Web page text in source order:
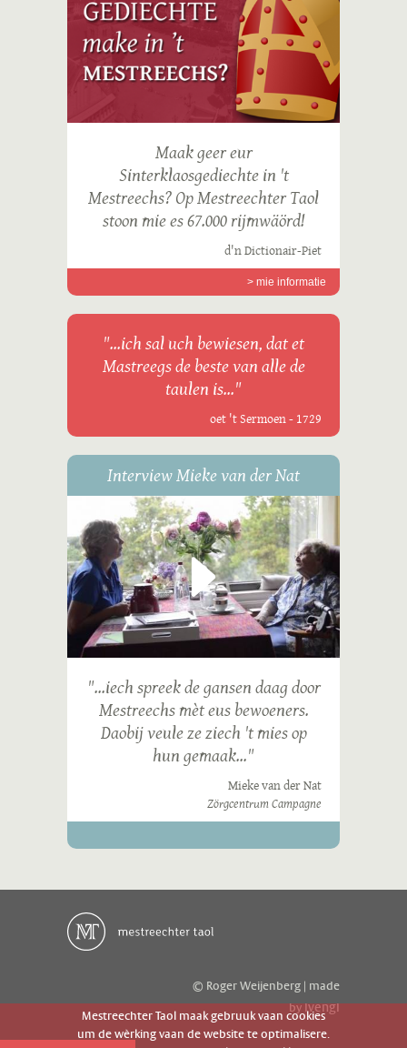
Maak geer eur
Sinterklaosgediechte in 't
Mestreechs? Op Mestreechter Taol
stoon mie es 67.000 rijmwäörd!
d'n Dictionair-Piet
> mie informatie
"...ich sal uch bewiesen, dat et
Mastreegs de beste van alle de
taulen is..."
oet 't Sermoen - 1729
Interview Mieke van der Nat
"...iech spreek de gansen daag door
Mestreechs mèt eus bewoeners.
Daobij veule ze ziech 't mies op
hun gemaak..."
Mieke van der Nat
Zörgcentrum Campagne
© Roger Weijenberg | made
byivengi
Mestreechter Taol maak gebruuk vaan cookies
um de wèrking vaan de website te optimalisere.